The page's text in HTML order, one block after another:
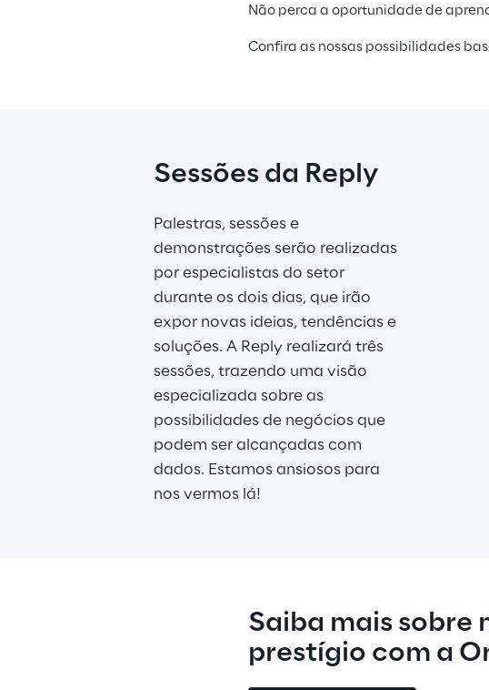
Não perca a oportunidade de
Confira as nossas possibilidades
Sessões da Reply
Palestras, sessões e
demonstrações serão realizadas
por especialistas do setor
durante os dois dias, que irão
expor novas ideias, tendências e
soluções. A Reply realizará três
sessões, trazendo uma visão
especializada sobre as
possibilidades de negócios que
podem ser alcançadas com
dados. Estamos ansiosos para
nos vermos lá!
Saiba mais sobre
prestígio com a